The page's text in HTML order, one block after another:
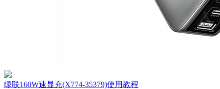
绿联160W速显充(X774-35379)使用教程